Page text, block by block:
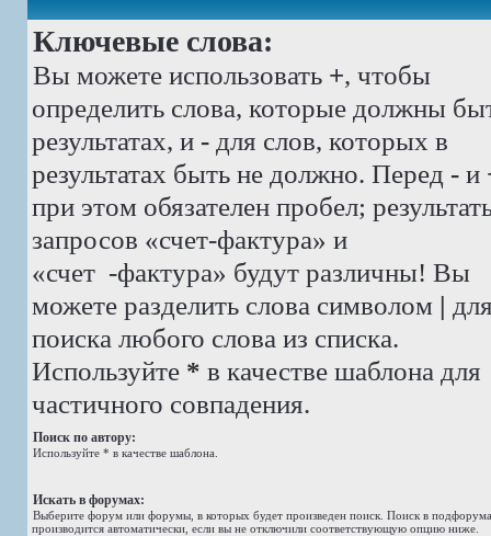
Ключевые слова:
Вы можете использовать +, чтобы
определить слова, которые должны
результатах, и - для слов, которых в
результатах быть не должно. Перед - и
при этом обязателен пробел;
запросов «счет-фактура» и
«счет -фактура» будут различны! Вы
можете разделить слова символом |
поиска любого слова из списка.
Используйте * в качестве шаблона для
частичного совпадения.
Поиск по автору:
Используйте * в качестве шаблона.
Искать в форумах:
Выберите форум или форумы, в которых будет произведен поиск. Поиск в
производится автоматически, если вы не отключили соответствующую опцию ниже.